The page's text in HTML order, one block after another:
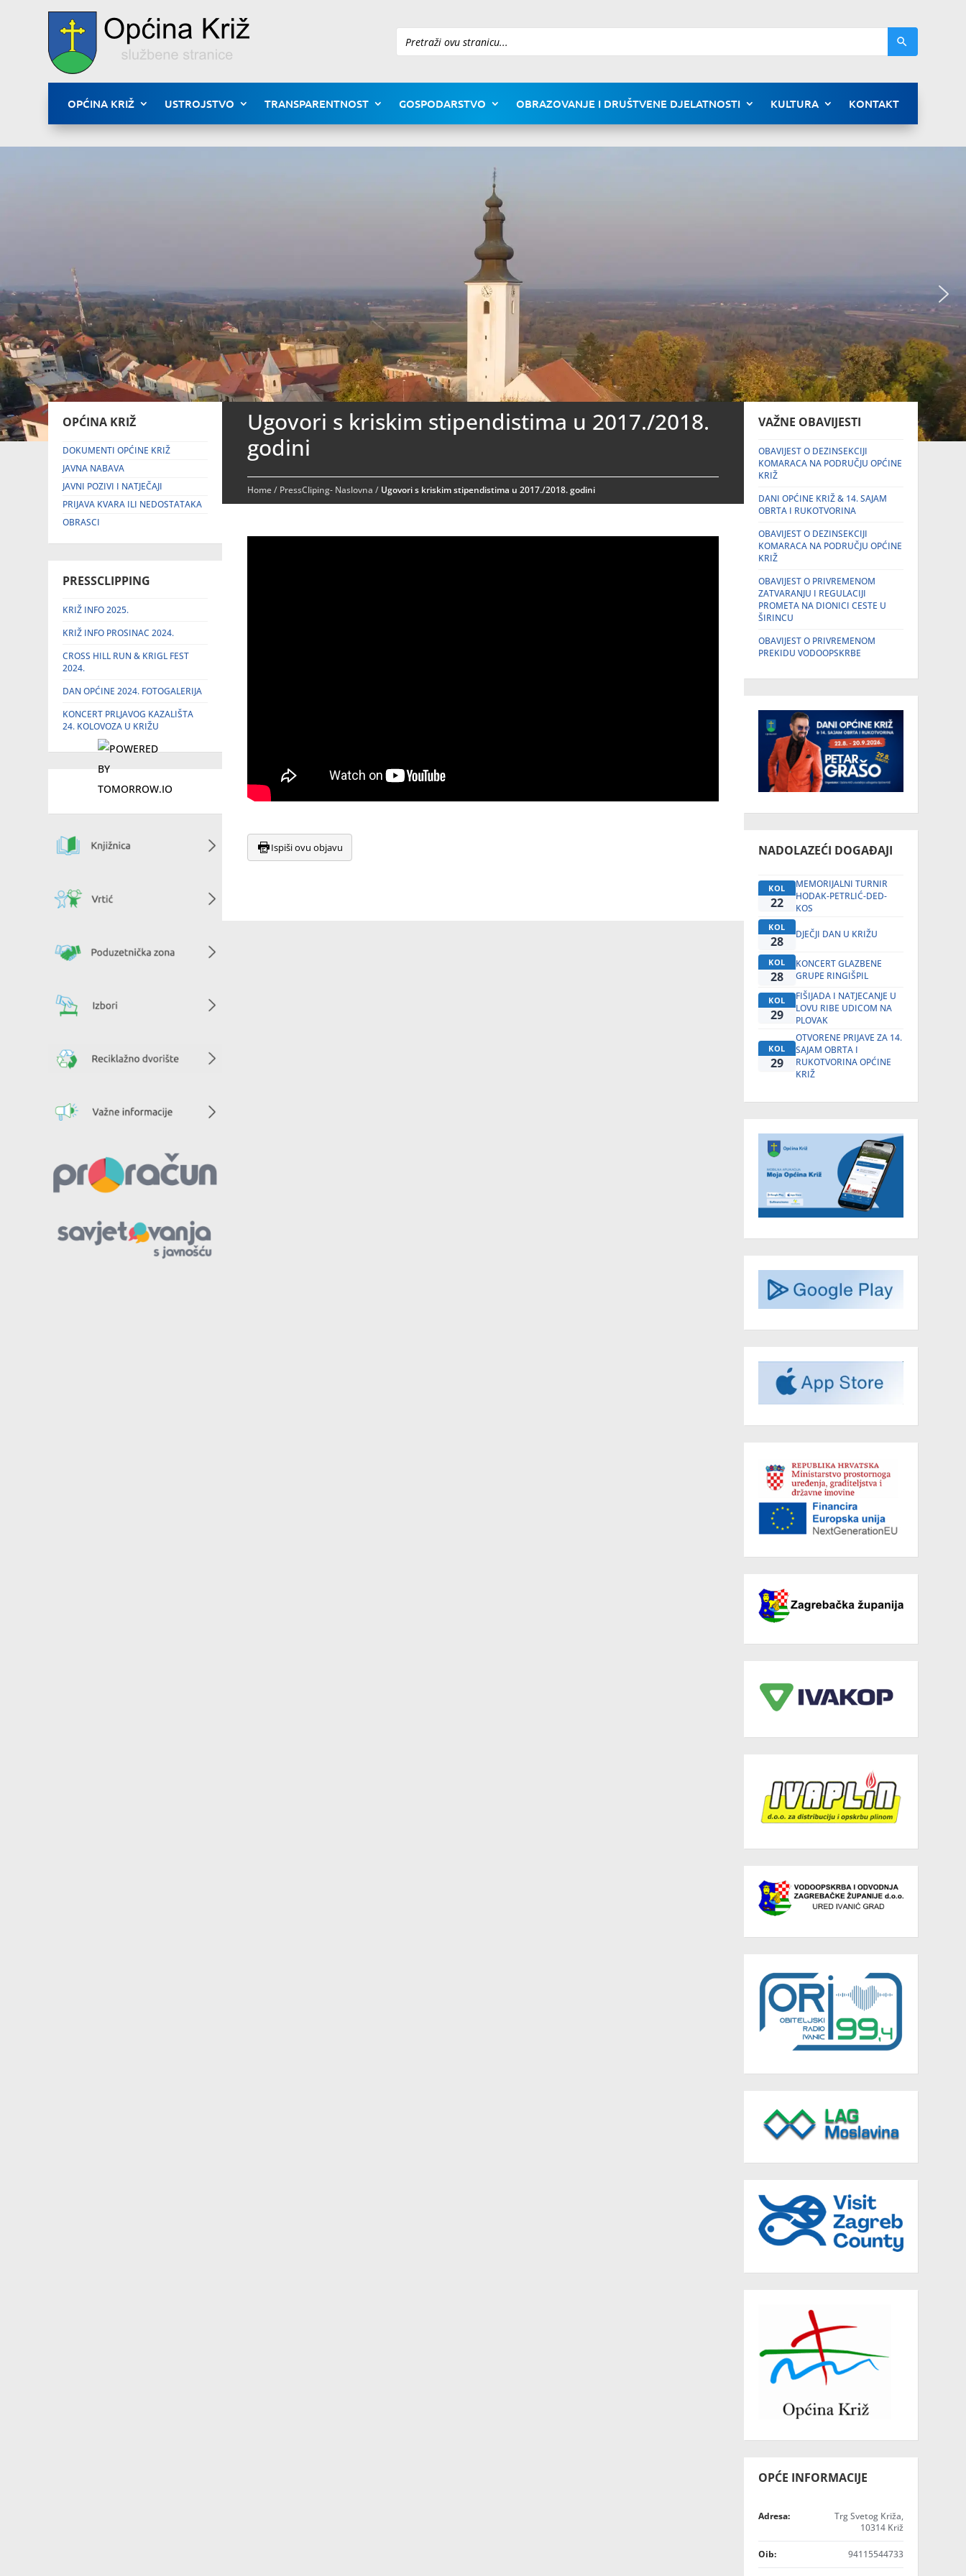
Pretraži
OPĆINA KRIŽ USTROJSTVO TRANSPARENTNOST GOSPODARSTVO OBRAZOVANJE I DRUŠTVENE DJELATNOSTI KULTURA KONTAKT
OPĆINA KRIŽ
DOKUMENTI OPĆINE KRIŽ
JAVNA NABAVA
JAVNI POZIVI I NATJEČAJI
PRIJAVA KVARA ILI NEDOSTATAKA
OBRASCI
PRESSCLIPPING
KRIŽ INFO 2025.
KRIŽ INFO PROSINAC 2024.
CROSS HILL RUN & KRIGL FEST
2024.
DAN OPĆINE 2024. FOTOGALERIJA
KONCERT PRLJAVOG KAZALIŠTA
24. KOLOVOZA U KRIŽU
Ugovori s kriskim stipendistima u 2017./2018.
godini
Home/ PressCliping- Naslovna / Ugovori s kriskim stipendistima u 2017./2018. godini
Ispiši ovu objavu
VAŽNE OBAVIJESTI
OBAVIJEST O DEZINSEKCIJI
KOMARACA NA PODRUČJU OPĆINE
KRIŽ
DANI OPĆINE KRIŽ & 14. SAJAM
OBRTA I RUKOTVORINA
OBAVIJEST O DEZINSEKCIJI
KOMARACA NA PODRUČJU OPĆINE
KRIŽ
OBAVIJEST O PRIVREMENOM
ZATVARANJU I REGULACIJI
PROMETA NA DIONICI CESTE U
ŠIRINCU
OBAVIJEST O PRIVREMENOM
PREKIDU VODOOPSKRBE
NADOLAZEĆI DOGAĐAJI
KOL
22
MEMORIJALNI TURNIR
HODAK-PETRLIĆ-DED-
KOS
KOL
28 DJEČJI DAN U KRIŽU
KOL
28
KONCERT GLAZBENE
GRUPE RINGIŠPIL
KOL
29
FIŠIJADA I NATJECANJE U
LOVU RIBE UDICOM NA
PLOVAK
KOL
29
OTVORENE PRIJAVE ZA 14.
SAJAM OBRTA I
RUKOTVORINA OPĆINE
KRIŽ
OPĆE INFORMACIJE
Adresa:
Trg Svetog Križa,
10314 Križ
Oib: 94115544733